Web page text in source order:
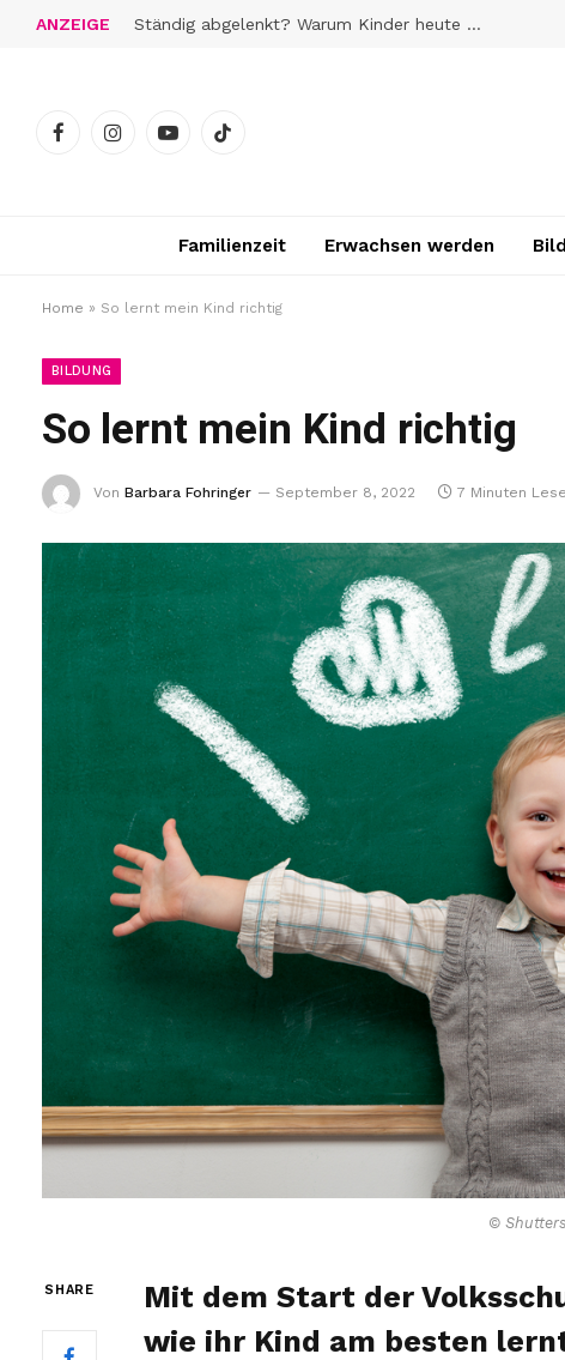
ANZEIGE Ständig abgelenkt? Warum Kinder heute schwerer zur Ruhe finden
FacebookInstagramYouTubeTikTok
Familienzeit Erwachsen werden
Home » So lernt mein Kind richtig
BILDUNG
So lernt mein Kind richtig
Von Barbara Fohringer September 8, 2022 7 Minuten
©
SHARE
Mit dem Start der
wie ihr Kind am besten